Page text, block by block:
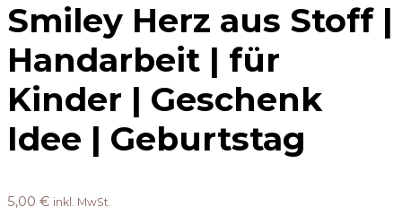
Smiley Herz aus Stoff |
Handarbeit | für
Kinder | Geschenk
Idee | Geburtstag
5,00 € inkl. MwSt.